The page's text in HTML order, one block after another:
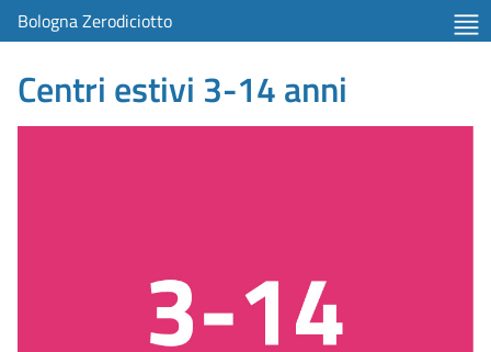
Bologna Zerodiciotto
Centri estivi 3-14 anni